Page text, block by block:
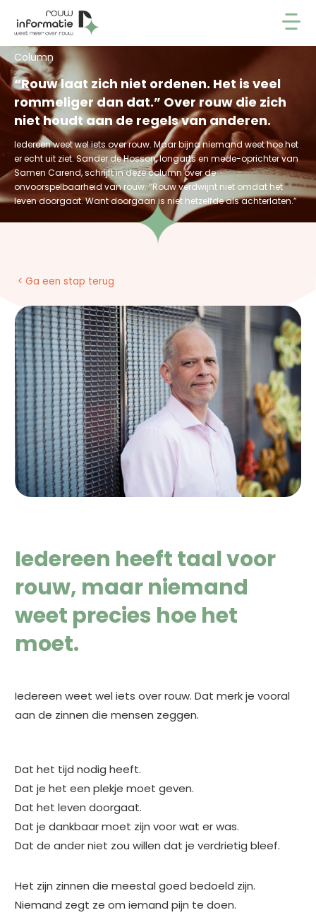
Column
“Rouw laat zich niet ordenen. Het is veel
rommeliger dan dat.” Over rouw die zich
niet houdt aan de regels van anderen.
Iedereen weet wel iets over rouw. Maar bijna niemand weet hoe het
er echt uit ziet. Sander de Hosson, longarts en mede-oprichter van
Samen Carend, schrijft in deze column over de
onvoorspelbaarheid van rouw. “Rouw verdwijnt niet omdat het
leven doorgaat. Want doorgaan is niet hetzelfde als achterlaten.”
< Ga een stap terug
Iedereen heeft taal voor
rouw, maar niemand
weet precies hoe het
moet.
Iedereen weet wel iets over rouw. Dat merk je vooral
aan de zinnen die mensen zeggen.
Dat het tijd nodig heeft.
Dat je het een plekje moet geven.
Dat het leven doorgaat.
Dat je dankbaar moet zijn voor wat er was.
Dat de ander niet zou willen dat je verdrietig bleef.
Het zijn zinnen die meestal goed bedoeld zijn.
Niemand zegt ze om iemand pijn te doen.